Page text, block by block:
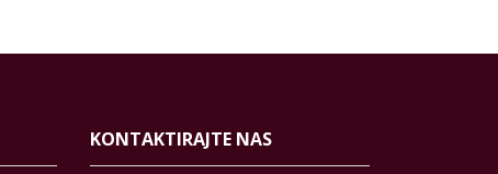
KONTAKTIRAJTE NAS